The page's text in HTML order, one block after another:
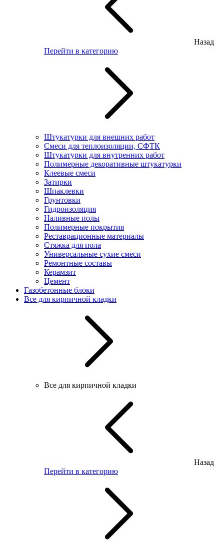
Назад
Перейти в категорию
Штукатурки для внешних работ
Смеси для теплоизоляции, СФТК
Штукатурки для внутренних работ
Полимерные декоративные штукатурки
Клеевые смеси
Затирки
Шпаклевки
Грунтовки
Гидроизоляция
Наливные полы
Полимерные покрытия
Реставрационные материалы
Стяжка для пола
Универсальные сухие смеси
Ремонтные составы
Керамзит
Цемент
Газобетонные блоки
Все для кирпичной кладки
Все для кирпичной кладки
Назад
Перейти в категорию